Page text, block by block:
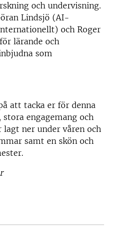
och undervisning.
Lindsjö (AI-
och Roger
lärande och
som
att tacka er för denna
engagemang och
ner under våren och
samt en skön och